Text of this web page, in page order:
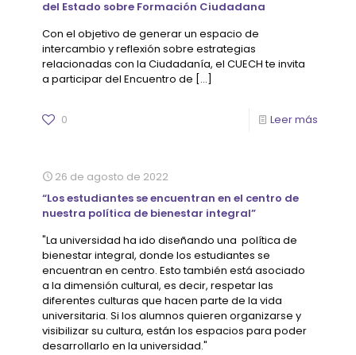
del Estado sobre Formación Ciudadana
Con el objetivo de generar un espacio de
intercambio y reflexión sobre estrategias
relacionadas con la Ciudadanía, el CUECH te invita
a participar del Encuentro de […]
0 Leer más
26 de agosto de 2022
“Los estudiantes se encuentran en el centro de
nuestra política de bienestar integral”
"La universidad ha ido diseñando una política de
bienestar integral, donde los estudiantes se
encuentran en centro. Esto también está asociado
a la dimensión cultural, es decir, respetar las
diferentes culturas que hacen parte de la vida
universitaria. Si los alumnos quieren organizarse y
visibilizar su cultura, están los espacios para poder
desarrollarlo en la universidad."